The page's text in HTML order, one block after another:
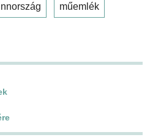
műemlék